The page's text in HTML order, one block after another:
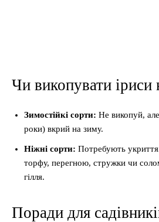
Чи викопувати іриси
Зимостійкі сорти: Не викопуй,
роки) вкрий на зиму.
Ніжні сорти: Потребують
торфу, перегною, стружки чи
гілля.
Поради для